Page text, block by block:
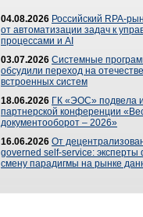
04.08.2026 Российский RPA-
от автоматизации задач к
процессами и AI
03.07.2026 Системные
обсудили переход на
встроенных систем
18.06.2026 ГК «ЭОС» подвела
партнерской конференции
документооборот – 2026»
16.06.2026 От
governed self-service: эксперты
смену парадигмы на рынке